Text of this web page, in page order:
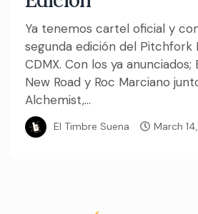
Ya tenemos cartel oficial y
segunda edición del Pitchfork
CDMX. Con los ya
New Road y Roc Marciano
Alchemist,...
El Timbre Suena March